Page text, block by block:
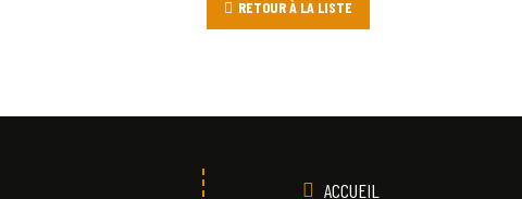
RETOUR À LA LISTE
ACCUEIL